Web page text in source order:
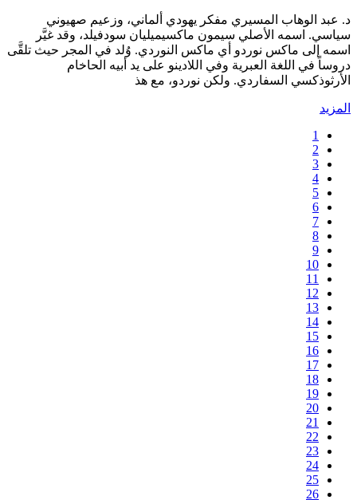
عبد الوهاب المسيري مفكر يهودي ألماني، وزعيم صهيوني
اسمه الأصلي سيمون ماكسيميليان سودفيلد، وقد غيَّر
إلى ماكس نوردو أي ماكس النوردي. وُلد في المجر حيث تلقَّى
في اللغة العبرية وفي اللادينو على يد أبيه الحاخام
السفاردي. ولكن نوردو، مع هذ
1
2
3
4
5
6
7
8
9
10
11
12
13
14
15
16
17
18
19
20
21
22
23
24
25
26